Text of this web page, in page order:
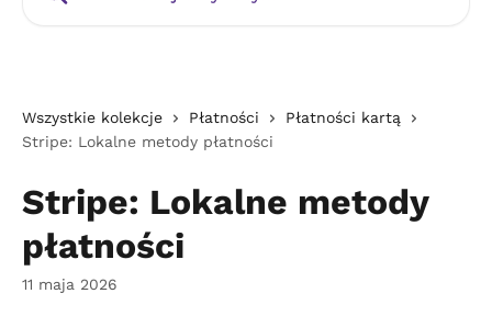
Wszystkie kolekcje Płatności
Płatności kartą
Stripe: Lokalne metody płatności
Stripe: Lokalne metody
płatności
11 maja 2026